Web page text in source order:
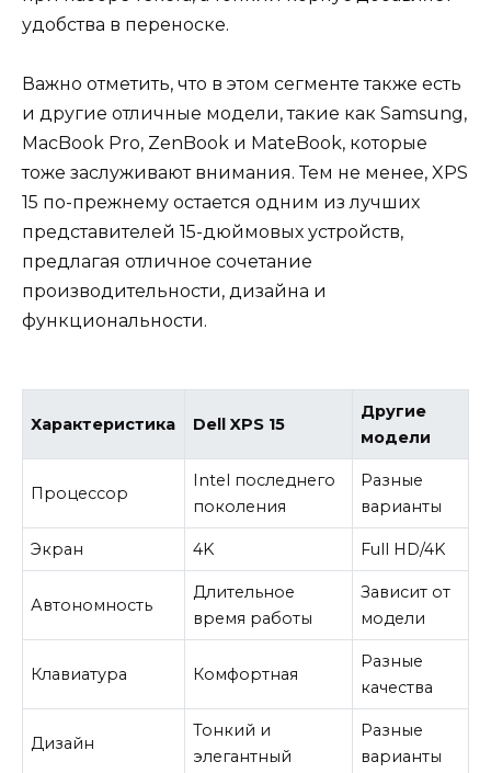
удобства в переноске.
Важно отметить, что в этом сегменте также есть
и другие отличные модели, такие как Samsung,
MacBook Pro, ZenBook и MateBook, которые
тоже заслуживают внимания. Тем не менее, XPS
15 по-прежнему остается одним из лучших
представителей 15-дюймовых устройств,
предлагая отличное сочетание
производительности, дизайна и
функциональности.
Характеристика Dell XPS 15
Другие
модели
Процессор
Intel последнего
поколения
Разные
варианты
Экран 4K Full HD/4K
Автономность
Длительное
время работы
Зависит от
модели
Клавиатура Комфортная
Разные
качества
Дизайн
Тонкий и
элегантный
Разные
варианты